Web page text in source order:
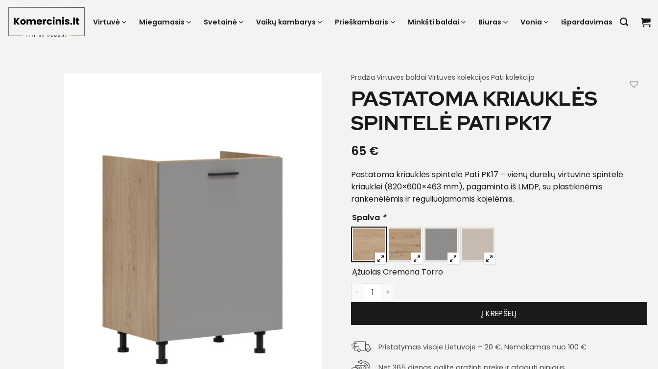
Skip
Virtuvė Miegamasis Svetainė Vaikų kambarys Prieškambaris Minkšti baldai Biuras Vonia Išpardavimas
Pradžia Virtuvės baldai Virtuvės kolekcijos Pati kolekcija
PASTATOMA KRIAUKLĖS
SPINTELĖ PATI PK17
65 €
Pastatoma kriauklės spintelė Pati PK17 – vienų durelių virtuvinė spintelė
kriauklei (820×600×463 mm), pagaminta iš LMDP, su plastikinėmis
rankenėlėmis ir reguliuojamomis kojelėmis.
Spalva *
Ąžuolas Cremona Torro
produkto kiekis: Pastatoma kriauklės spintelė Pati PK17
Į KREPŠELĮ
Pristatymas visoje Lietuvoje – 20 €. Nemokamas nuo 100 €